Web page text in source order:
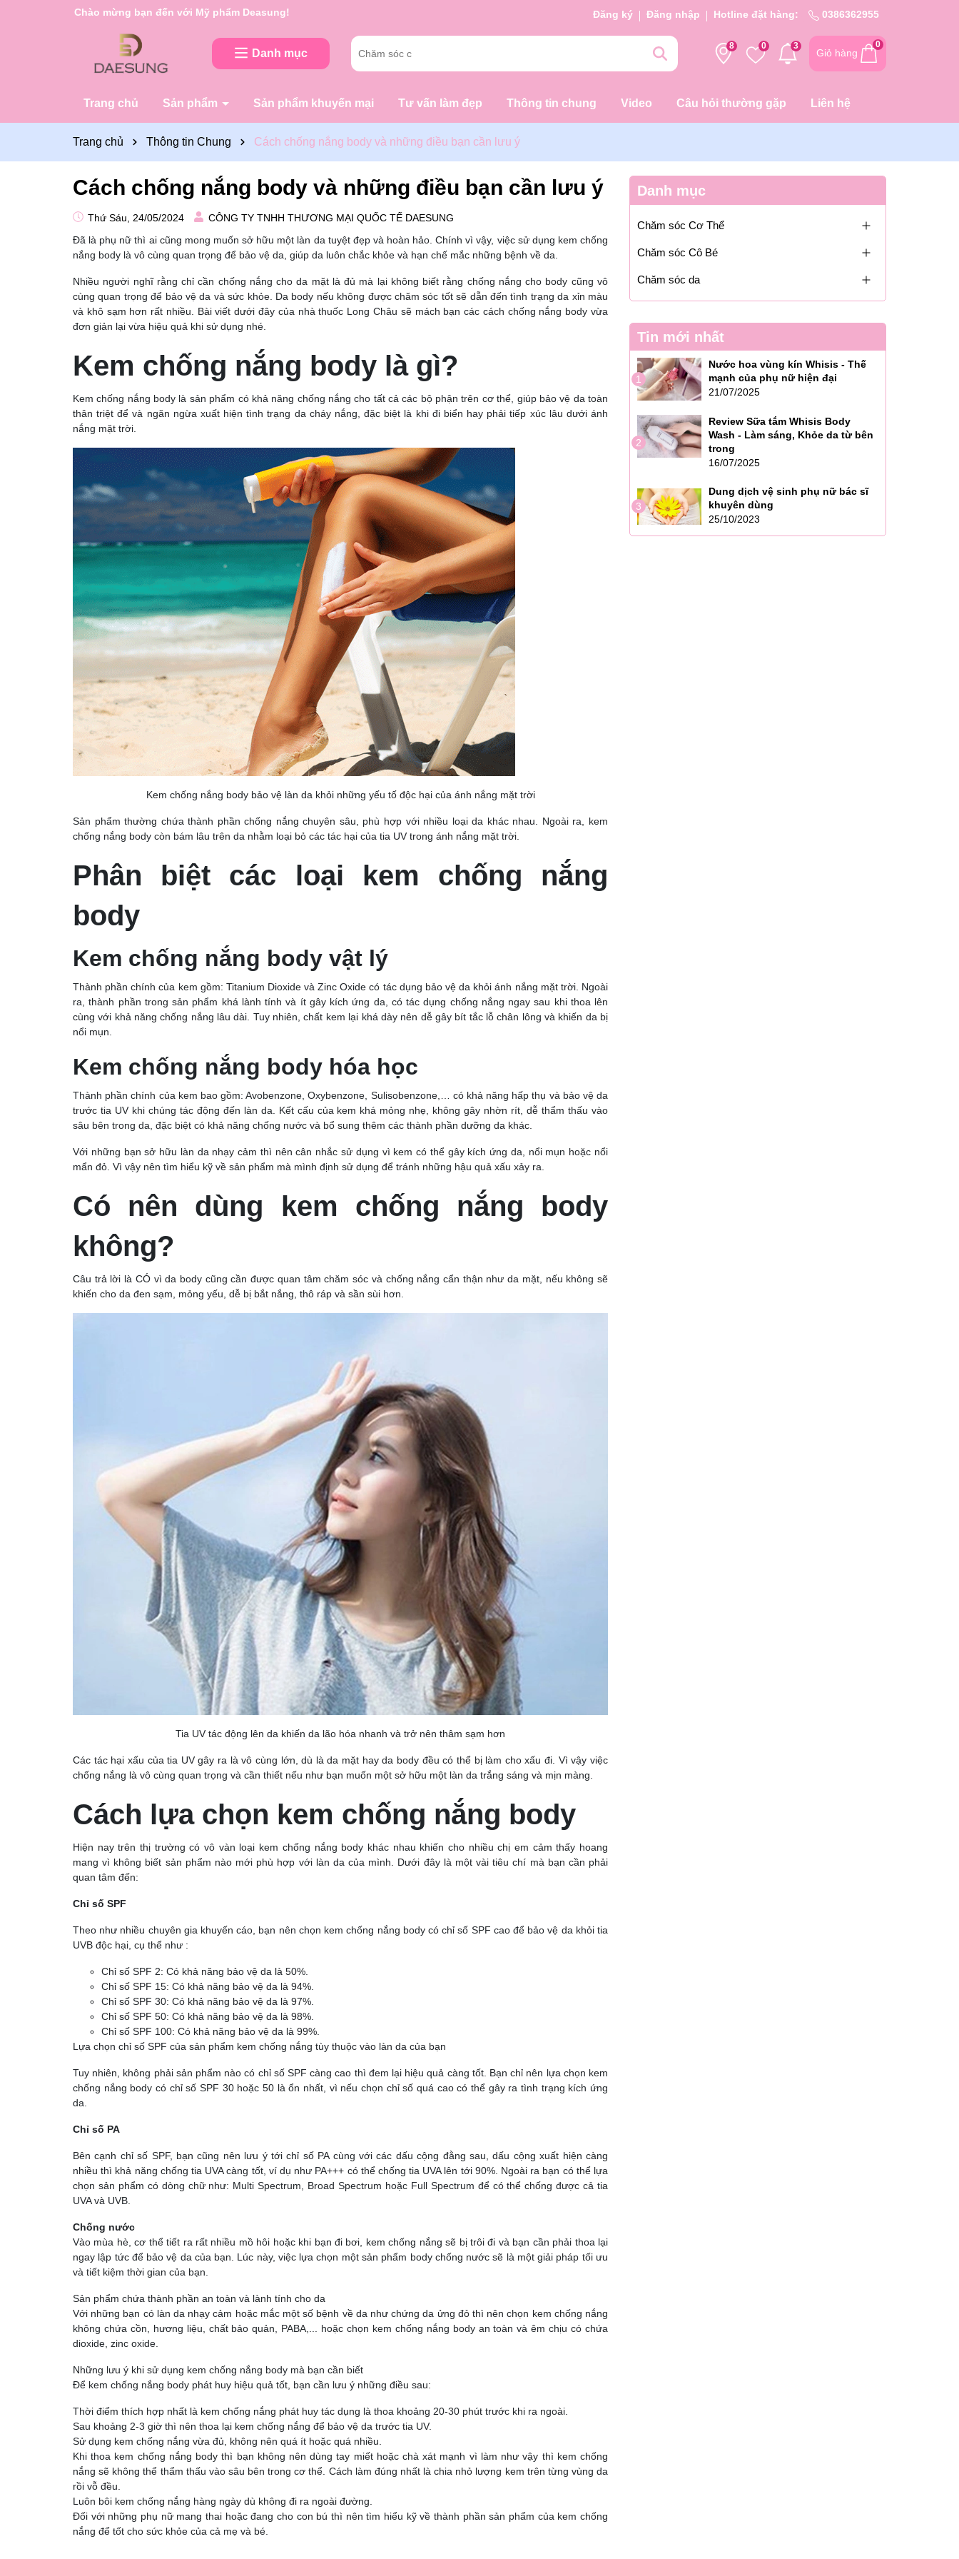
Rất nhiều ưu đãi và chương trình khuyến mãi đang chờ đợi bạn Đăng ký Đăng nhập Hotline đặt hàng: 0386362955
Danh mục
8 0 3
Giỏ hàng
0
Trang chủ Sản phẩm Sản phẩm khuyến mại Tư vấn làm đẹp Thông tin chung Video Câu hỏi thường gặp Liên hệ
Trang chủ Thông tin Chung Cách chống nắng body và những điều bạn cần lưu ý
Cách chống nắng body và những điều bạn cần lưu ý
Thứ Sáu, 24/05/2024
CÔNG TY TNHH THƯƠNG MẠI QUỐC TẾ DAESUNG
Đã là phụ nữ thì ai cũng mong muốn sở hữu một làn da tuyệt đẹp và hoàn hảo. Chính vì vậy, việc sử dụng kem chống
nắng body là vô cùng quan trọng để bảo vệ da, giúp da luôn chắc khỏe và hạn chế mắc những bệnh về da.
Nhiều người nghĩ rằng chỉ cần chống nắng cho da mặt là đủ mà lại không biết rằng chống nắng cho body cũng vô
cùng quan trọng để bảo vệ da và sức khỏe. Da body nếu không được chăm sóc tốt sẽ dẫn đến tình trạng da xỉn màu
và khô sạm hơn rất nhiều. Bài viết dưới đây của nhà thuốc Long Châu sẽ mách bạn các cách chống nắng body vừa
đơn giản lại vừa hiệu quả khi sử dụng nhé.
Kem chống nắng body là gì?
Kem chống nắng body là sản phẩm có khả năng chống nắng cho tất cả các bộ phận trên cơ thể, giúp bảo vệ da toàn
thân triệt để và ngăn ngừa xuất hiện tình trạng da cháy nắng, đặc biệt là khi đi biển hay phải tiếp xúc lâu dưới ánh
nắng mặt trời.
Kem chống nắng body bảo vệ làn da khỏi những yếu tố độc hại của ánh nắng mặt trời
Sản phẩm thường chứa thành phần chống nắng chuyên sâu, phù hợp với nhiều loại da khác nhau. Ngoài ra, kem
chống nắng body còn bám lâu trên da nhằm loại bỏ các tác hại của tia UV trong ánh nắng mặt trời.
Phân biệt các loại kem chống nắng
body
Kem chống nắng body vật lý
Thành phần chính của kem gồm: Titanium Dioxide và Zinc Oxide có tác dụng bảo vệ da khỏi ánh nắng mặt trời. Ngoài
ra, thành phần trong sản phẩm khá lành tính và ít gây kích ứng da, có tác dụng chống nắng ngay sau khi thoa lên
cùng với khả năng chống nắng lâu dài. Tuy nhiên, chất kem lại khá dày nên dễ gây bít tắc lỗ chân lông và khiến da bị
nổi mụn.
Kem chống nắng body hóa học
Thành phần chính của kem bao gồm: Avobenzone, Oxybenzone, Sulisobenzone,… có khả năng hấp thụ và bảo vệ da
trước tia UV khi chúng tác động đến làn da. Kết cấu của kem khá mỏng nhẹ, không gây nhờn rít, dễ thẩm thấu vào
sâu bên trong da, đặc biệt có khả năng chống nước và bổ sung thêm các thành phần dưỡng da khác.
Với những bạn sở hữu làn da nhạy cảm thì nên cân nhắc sử dụng vì kem có thể gây kích ứng da, nổi mụn hoặc nổi
mẩn đỏ. Vì vậy nên tìm hiểu kỹ về sản phẩm mà mình định sử dụng để tránh những hậu quả xấu xảy ra.
Có nên dùng kem chống nắng body
không?
Câu trả lời là CÓ vì da body cũng cần được quan tâm chăm sóc và chống nắng cẩn thận như da mặt, nếu không sẽ
khiến cho da đen sạm, mỏng yếu, dễ bị bắt nắng, thô ráp và sần sùi hơn.
Tia UV tác động lên da khiến da lão hóa nhanh và trở nên thâm sạm hơn
Các tác hại xấu của tia UV gây ra là vô cùng lớn, dù là da mặt hay da body đều có thể bị làm cho xấu đi. Vì vậy việc
chống nắng là vô cùng quan trọng và cần thiết nếu như bạn muốn một sở hữu một làn da trắng sáng và mịn màng.
Cách lựa chọn kem chống nắng body
Hiện nay trên thị trường có vô vàn loại kem chống nắng body khác nhau khiến cho nhiều chị em cảm thấy hoang
mang vì không biết sản phẩm nào mới phù hợp với làn da của mình. Dưới đây là một vài tiêu chí mà bạn cần phải
quan tâm đến:
Chỉ số SPF
Theo như nhiều chuyên gia khuyến cáo, bạn nên chọn kem chống nắng body có chỉ số SPF cao để bảo vệ da khỏi tia
UVB độc hại, cụ thể như :
Chỉ số SPF 2: Có khả năng bảo vệ da là 50%.
Chỉ số SPF 15: Có khả năng bảo vệ da là 94%.
Chỉ số SPF 30: Có khả năng bảo vệ da là 97%.
Chỉ số SPF 50: Có khả năng bảo vệ da là 98%.
Chỉ số SPF 100: Có khả năng bảo vệ da là 99%.
Lựa chọn chỉ số SPF của sản phẩm kem chống nắng tùy thuộc vào làn da của bạn
Tuy nhiên, không phải sản phẩm nào có chỉ số SPF càng cao thì đem lại hiệu quả càng tốt. Bạn chỉ nên lựa chọn kem
chống nắng body có chỉ số SPF 30 hoặc 50 là ổn nhất, vì nếu chọn chỉ số quá cao có thể gây ra tình trạng kích ứng
da.
Chỉ số PA
Bên cạnh chỉ số SPF, bạn cũng nên lưu ý tới chỉ số PA cùng với các dấu cộng đằng sau, dấu cộng xuất hiện càng
nhiều thì khả năng chống tia UVA càng tốt, ví dụ như PA+++ có thể chống tia UVA lên tới 90%. Ngoài ra bạn có thể lựa
chọn sản phẩm có dòng chữ như: Multi Spectrum, Broad Spectrum hoặc Full Spectrum để có thể chống được cả tia
UVA và UVB.
Chống nước
Vào mùa hè, cơ thể tiết ra rất nhiều mồ hôi hoặc khi bạn đi bơi, kem chống nắng sẽ bị trôi đi và bạn cần phải thoa lại
ngay lập tức để bảo vệ da của bạn. Lúc này, việc lựa chọn một sản phẩm body chống nước sẽ là một giải pháp tối ưu
và tiết kiệm thời gian của bạn.
Sản phẩm chứa thành phần an toàn và lành tính cho da
Với những bạn có làn da nhạy cảm hoặc mắc một số bệnh về da như chứng da ửng đỏ thì nên chọn kem chống nắng
không chứa cồn, hương liệu, chất bảo quản, PABA,... hoặc chọn kem chống nắng body an toàn và êm chịu có chứa
dioxide, zinc oxide.
Những lưu ý khi sử dụng kem chống nắng body mà bạn cần biết
Để kem chống nắng body phát huy hiệu quả tốt, bạn cần lưu ý những điều sau:
Thời điểm thích hợp nhất là kem chống nắng phát huy tác dụng là thoa khoảng 20-30 phút trước khi ra ngoài.
Sau khoảng 2-3 giờ thì nên thoa lại kem chống nắng để bảo vệ da trước tia UV.
Sử dụng kem chống nắng vừa đủ, không nên quá ít hoặc quá nhiều.
Khi thoa kem chống nắng body thì bạn không nên dùng tay miết hoặc chà xát mạnh vì làm như vậy thì kem chống
nắng sẽ không thể thẩm thấu vào sâu bên trong cơ thể. Cách làm đúng nhất là chia nhỏ lượng kem trên từng vùng da
rồi vỗ đều.
Luôn bôi kem chống nắng hàng ngày dù không đi ra ngoài đường.
Đối với những phụ nữ mang thai hoặc đang cho con bú thì nên tìm hiểu kỹ về thành phần sản phẩm của kem chống
nắng để tốt cho sức khỏe của cả mẹ và bé.
Danh mục
Chăm sóc Cơ Thể
Chăm sóc Cô Bé
Chăm sóc da
Tin mới nhất
1
Nước hoa vùng kín Whisis - Thế
mạnh của phụ nữ hiện đại
21/07/2025
2
Review Sữa tắm Whisis Body
Wash - Làm sáng, Khỏe da từ bên
trong
16/07/2025
3
Dung dịch vệ sinh phụ nữ bác sĩ
khuyên dùng
25/10/2023